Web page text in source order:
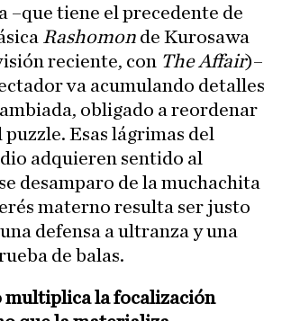
–que tiene el precedente de
Rashomon de Kurosawa
reciente, con The Affair)–
va acumulando detalles
obligado a reordenar
puzzle. Esas lágrimas del
adquieren sentido al
desamparo de la muchachita
materno resulta ser justo
defensa a ultranza y una
de balas.
multiplica la focalización